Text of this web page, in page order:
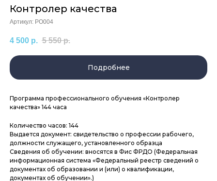
Контролер качества
Артикул: PO004
4 500 р. 5 550 р.
Подробнее
Программа профессионального обучения «Контролер
качества» 144 часа
Количество часов: 144
Выдается документ: свидетельство о профессии рабочего,
должности служащего, установленного образца
Сведения об обучении: вносятся в Фис ФРДО (Федеральная
информационная система «Федеральный реестр сведений о
документах об образовании и (или) о квалификации,
документах об обучении».)